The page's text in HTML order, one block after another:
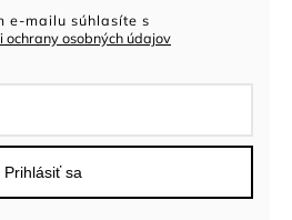
e-mailu súhlasíte s
ochrany osobných údajov
Prihlásiť sa